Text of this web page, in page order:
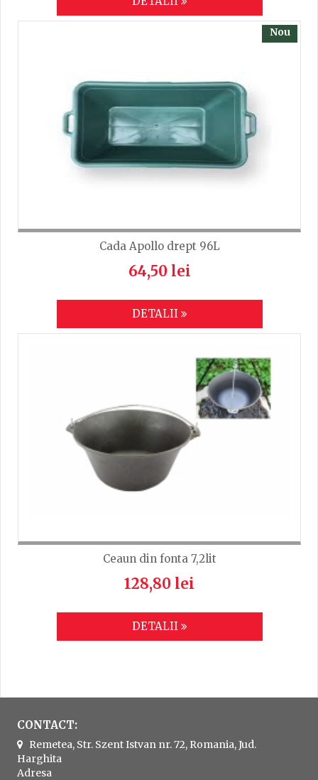
Nou
Cada Apollo drept 96L
64,50 lei
DETALII
Ceaun din fonta 7,2lit
128,80 lei
DETALII
CONTACT:
Remetea, Str. Szent Istvan nr. 72, Romania, Jud.
Harghita
Adresa